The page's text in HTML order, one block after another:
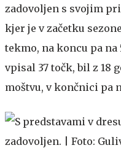
zadovoljen s svojim
kjer je v začetku
tekmo, na koncu pa na
vpisal 37 točk, bil z 18
moštvu, v končnici pa